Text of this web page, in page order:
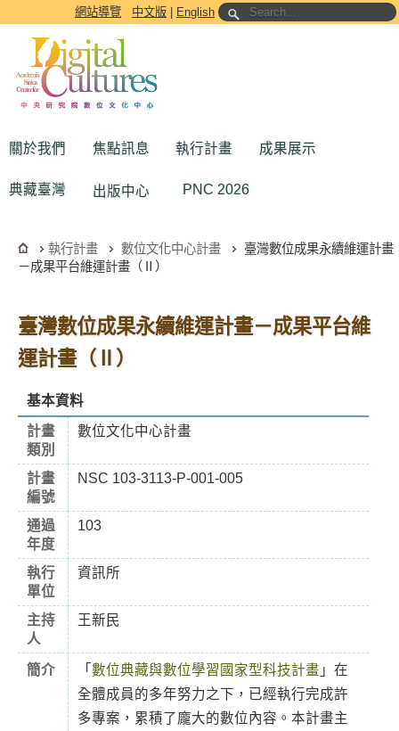
跳到主要內容區塊網站導覽 中文版 English
關於我們 焦點訊息 執行計畫 成果展示
典藏臺灣 出版中心 PNC 2026
執行計畫 數位文化中心計畫
臺灣數位成果永續維運計畫
－成果平台維運計畫（Ⅱ）
臺灣數位成果永續維運計畫－成果平台維
運計畫（Ⅱ）
基本資料
計畫
類別
數位文化中心計畫
計畫
編號
NSC 103-3113-P-001-005
通過
年度
103
執行
單位
資訊所
主持
人
王新民
簡介 「 數位典藏與數位學習國家型科技計畫 」在
全體成員的多年努力之下，已經執行完成許
多專案，累積了龐大的數位內容。本計畫主